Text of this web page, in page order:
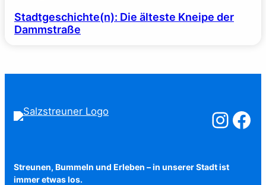
Stadtgeschichte(n): Die älteste Kneipe der
Dammstraße
Salzstreuner
Streunen, Bummeln und Erleben – in unserer Stadt ist
immer etwas los.